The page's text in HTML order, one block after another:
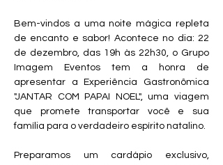
Bem-vindos a uma noite mágica repleta
de encanto e sabor! Acontece no dia: 22
de dezembro, das 19h às 22h30, o Grupo
Imagem Eventos tem a honra de
apresentar a Experiência Gastronômica
"JANTAR COM PAPAI NOEL", uma viagem
que promete transportar você e sua
família para o verdadeiro espírito natalino.
Preparamos um cardápio exclusivo,